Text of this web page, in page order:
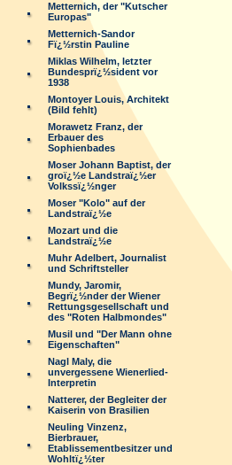
Metternich, der "Kutscher
Europas"
Metternich-Sandor
Fï¿½rstin Pauline
Miklas Wilhelm, letzter
Bundesprï¿½sident vor
1938
Montoyer Louis, Architekt
(Bild fehlt)
Morawetz Franz, der
Erbauer des
Sophienbades
Moser Johann Baptist, der
groï¿½e Landstraï¿½er
Volkssï¿½nger
Moser "Kolo" auf der
Landstraï¿½e
Mozart und die
Landstraï¿½e
Muhr Adelbert, Journalist
und Schriftsteller
Mundy, Jaromir,
Begrï¿½nder der Wiener
Rettungsgesellschaft und
des "Roten Halbmondes"
Musil und "Der Mann ohne
Eigenschaften"
Nagl Maly, die
unvergessene Wienerlied-
Interpretin
Natterer, der Begleiter der
Kaiserin von Brasilien
Neuling Vinzenz,
Bierbrauer,
Etablissementbesitzer und
Wohltï¿½ter